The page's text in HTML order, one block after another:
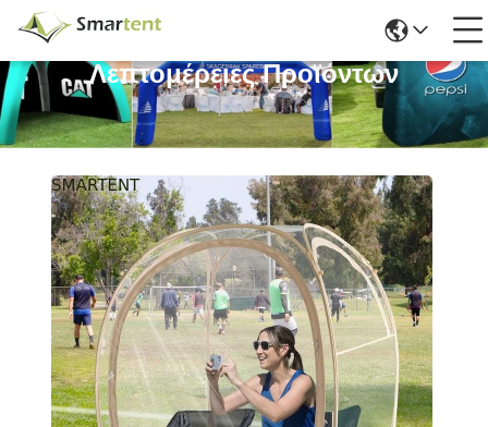
Λεπτομέρειες Προϊόντων